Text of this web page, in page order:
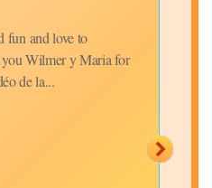
fun and love to
Wilmer y Maria for
de la...